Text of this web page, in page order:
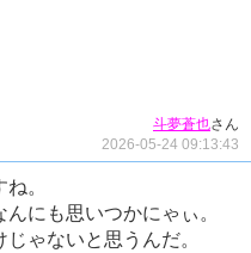
斗夢蒼也さん
2026-05-24 09:13:43
。
にも思いつかにゃぃ。
ゃないと思うんだ。